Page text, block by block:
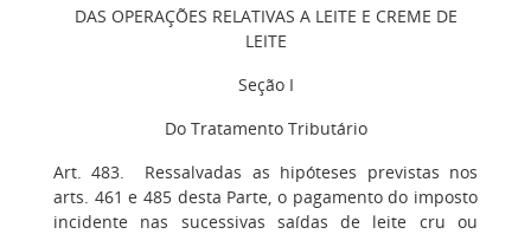
DAS OPERAÇÕES RELATIVAS A LEITE E CREME DE
LEITE
Seção I
Do Tratamento Tributário
Art. 483. Ressalvadas as hipóteses previstas nos
arts. 461 e 485 desta Parte, o pagamento do imposto
incidente nas sucessivas saídas de leite cru ou